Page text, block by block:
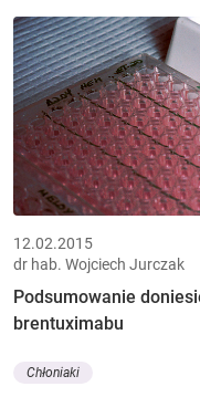
12.02.2015
dr hab. Wojciech Jurczak
Podsumowanie
brentuximabu
Chłoniaki